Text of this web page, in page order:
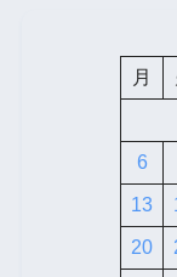
月
6
13
20